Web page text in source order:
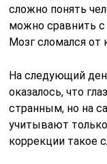
сложно понять
можно сравнить с
Мозг сломался от
На следующий
оказалось, что
странным, но на
учитывают
коррекции такое